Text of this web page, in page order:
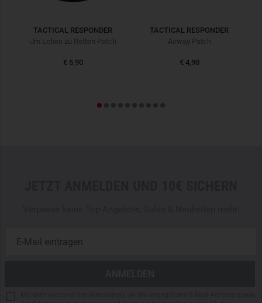
TACTICAL RESPONDER
Um Leben zu Retten Patch
€ 5,90
TACTICAL RESPONDER
Airway Patch
€ 4,90